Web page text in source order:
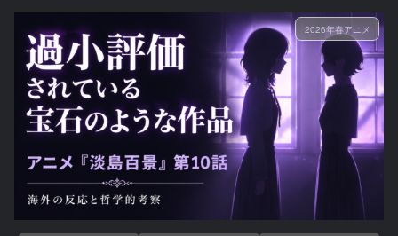
2026年春アニメ